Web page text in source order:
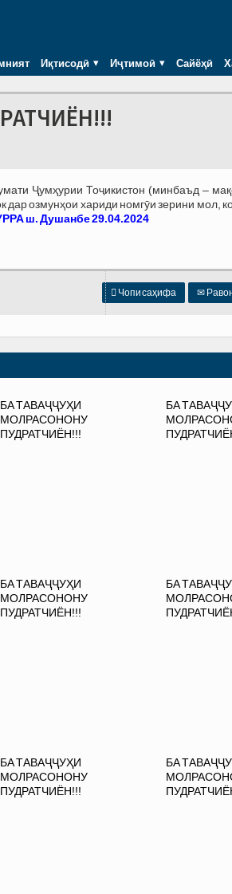
Иқтисодӣ Иҷтимоӣ Сайёҳӣ
Ҷумҳурии Тоҷикистон (минбаъд –
озмунҳои хариди номгӯи зерини мол,
ш. Душанбе 29.04.2024
 Чопи саҳифа ✉
БА ТАВАҶҶУҲИ
МОЛРАСОНОНУ
ПУДРАТЧИЁН!!!
БА
БА ТАВАҶҶУҲИ
МОЛРАСОНОНУ
ПУДРАТЧИЁН!!!
БА
БА ТАВАҶҶУҲИ
МОЛРАСОНОНУ
ПУДРАТЧИЁН!!!
БА